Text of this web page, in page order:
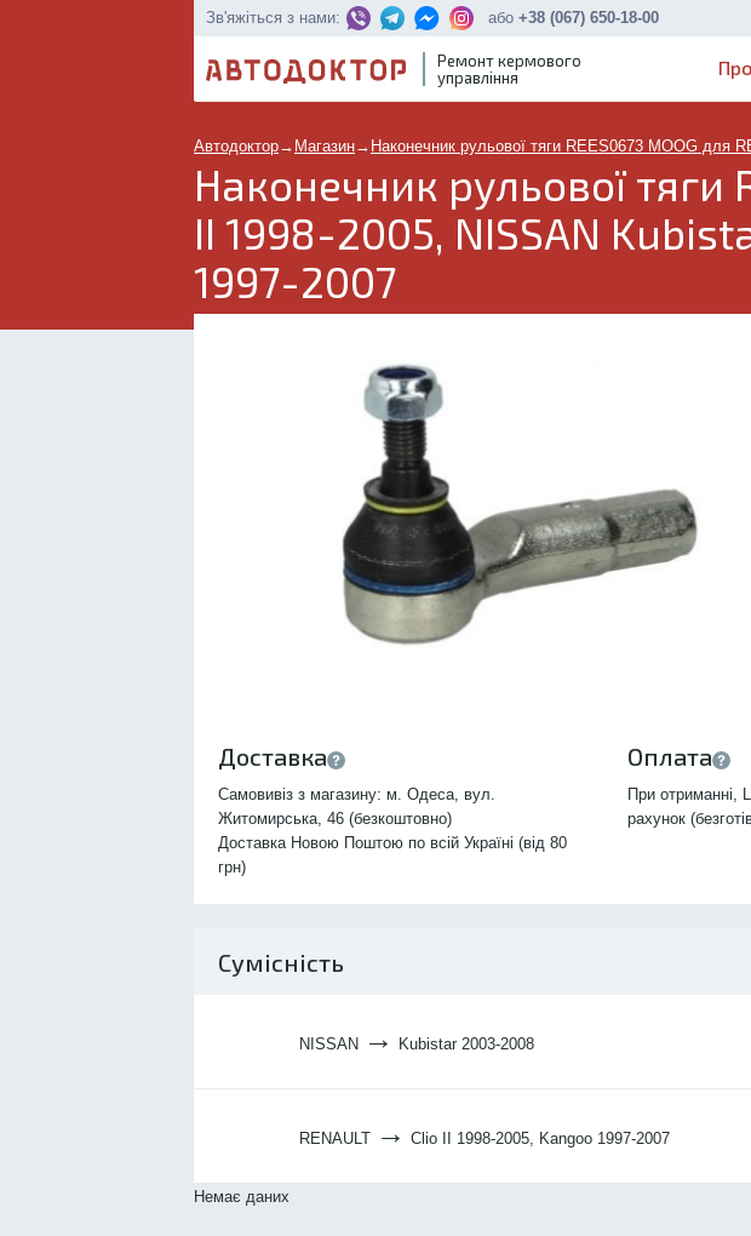
Зв'яжіться з нами: або +38 (067) 650-18-00
Ремонт кермового
управління
Автодоктор→ Магазин→ Наконечник рульової тяги REES0673 MOOG для
Наконечник рульової тяги
II 1998-2005, NISSAN
1997-2007
Доставка
Самовивіз з магазину: м. Одеса, вул.
Житомирська, 46 (безкоштовно)
Доставка Новою Поштою по всій Україні (від 80
грн)
Оплата
При отриманні,
рахунок
Сумісність
NISSAN → Kubistar 2003-2008
RENAULT → Clio II 1998-2005, Kangoo 1997-2007
Немає даних